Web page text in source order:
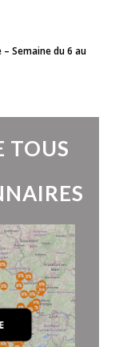
Semaine du 6 au
TOUS